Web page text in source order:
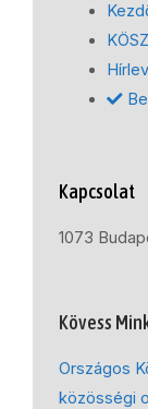
KÖSZ
Kapcsolat
1073
Kövess
Országos
közösségi